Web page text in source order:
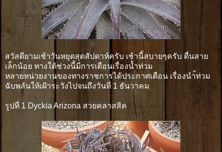
สวัสดียามเช้าวันหยุดสุดสัปดาห์ครับ เช้านี้สบายๆครับ ตื่นสาย
เล็กน้อย ทางใต้ช่วงนี้มีการเตือนเรื่องน้ำท่วม
หลายหน่วยงานของทางราชการได้ประกาศเตือน เรื่องนำ้ท่วม
ฉับพลันให้เฝ้าระวังไปจนถึงวันที่ 1 ธันวาคม
รูปที่ 1 Dyckia Arizona สวยคลาสสิค